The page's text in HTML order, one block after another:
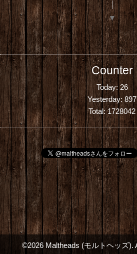
▼
Counter
Today: 26
Yesterday:897
Total:1728042
©2026 Maltheads (モルトヘッズ).